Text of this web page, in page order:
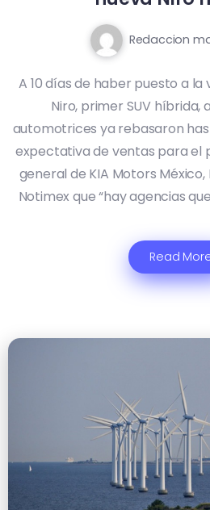
Redaccion
A 10 días de haber puesto a la
Niro, primer SUV híbrida,
automotrices ya rebasaron
expectativa de ventas para el
general de KIA Motors México,
Notimex que “hay agencias
Read